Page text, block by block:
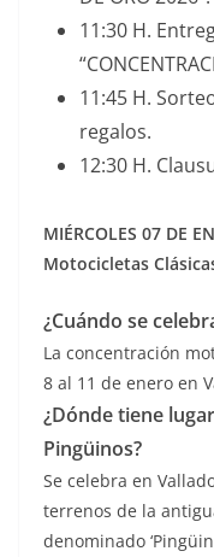
11:30 H.
11:45 H.
regalos.
12:30 H.
MIÉRCOLES 07 DE
Motocicletas
¿Cuándo se
La concentración
8 al 11 de enero en
¿Dónde tiene
Pingüinos?
Se celebra en
terrenos de la
denominado